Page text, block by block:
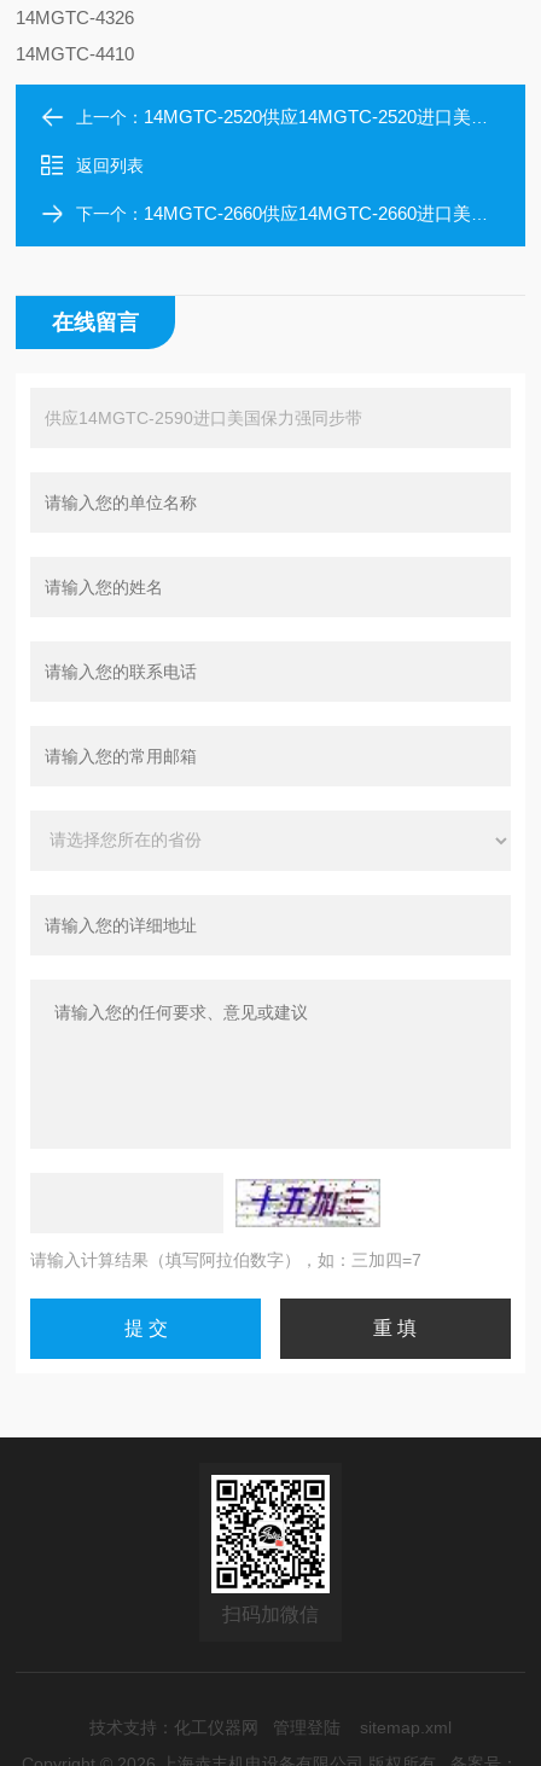
14MGTC-4326
14MGTC-4410
上一个： 14MGTC-2520供应14MGTC-2520进口美国保力强同步带
返回列表
下一个： 14MGTC-2660供应14MGTC-2660进口美国保力强同步带
在线留言
请输入计算结果（填写阿拉伯数字），如：三加四=7
扫码加微信
技术支持： 化工仪器网 管理登陆
sitemap.xml